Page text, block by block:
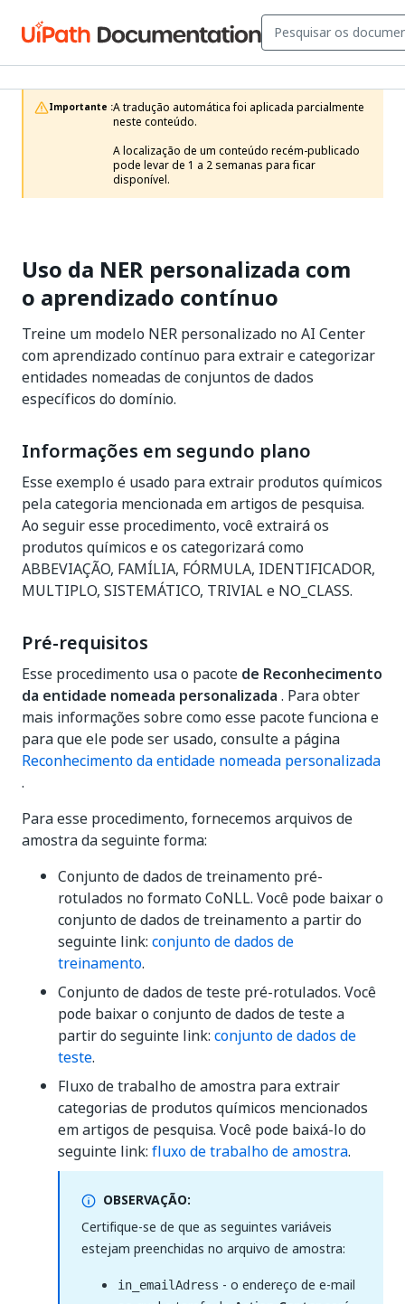
Importante :A tradução automática foi aplicada parcialmente
neste conteúdo.
A localização de um conteúdo recém-publicado
pode levar de 1 a 2 semanas para ficar
disponível.
Uso da NER personalizada com
o aprendizado contínuo
Treine um modelo NER personalizado no AI Center
com aprendizado contínuo para extrair e categorizar
entidades nomeadas de conjuntos de dados
específicos do domínio.
Informações em segundo plano
Esse exemplo é usado para extrair produtos químicos
pela categoria mencionada em artigos de pesquisa.
Ao seguir esse procedimento, você extrairá os
produtos químicos e os categorizará como
ABBEVIAÇÃO, FAMÍLIA, FÓRMULA, IDENTIFICADOR,
MULTIPLO, SISTEMÁTICO, TRIVIAL e NO_CLASS.
Pré-requisitos
Esse procedimento usa o pacote de Reconhecimento
da entidade nomeada personalizada . Para obter
mais informações sobre como esse pacote funciona e
para que ele pode ser usado, consulte a página
Reconhecimento da entidade nomeada personalizada
.
Para esse procedimento, fornecemos arquivos de
amostra da seguinte forma:
Conjunto de dados de treinamento pré-
rotulados no formato CoNLL. Você pode baixar o
conjunto de dados de treinamento a partir do
seguinte link: conjunto de dados de
treinamento.
Conjunto de dados de teste pré-rotulados. Você
pode baixar o conjunto de dados de teste a
partir do seguinte link: conjunto de dados de
teste.
Fluxo de trabalho de amostra para extrair
categorias de produtos químicos mencionados
em artigos de pesquisa. Você pode baixá-lo do
seguinte link: fluxo de trabalho de amostra.
OBSERVAÇÃO:
Certifique-se de que as seguintes variáveis
estejam preenchidas no arquivo de amostra:
in_emailAdress - o endereço de e-mail